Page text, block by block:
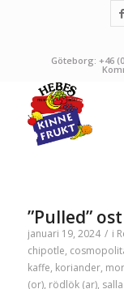
Göteborg: +46
”Pulled”
januari 19, 2024 / i
chipotle,
kaffe, koriander,
(or), rödlök (ar),